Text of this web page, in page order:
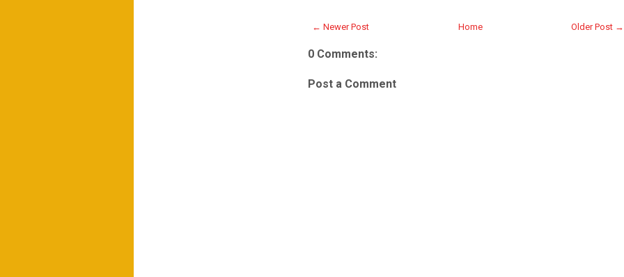
← Newer Post Older Post →
Home
0 Comments:
Post a Comment